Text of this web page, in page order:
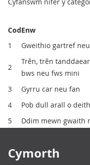
CodEnw
1
Gweithio gartref
2
Trên, trên
bws neu fws mini
3
Gyrru car neu fan
4
Pob dull arall o
5
Ddim mewn gwaith
Cymorth